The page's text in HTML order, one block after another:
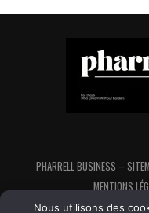
PHARRELL BUSINESS –
MENTIONS
Nous utilisons des